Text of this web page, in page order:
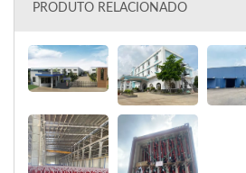
PRODUTO RELACIONADO